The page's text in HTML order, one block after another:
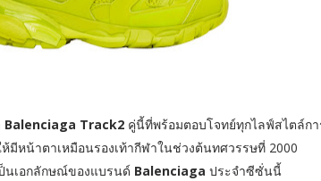
Balenciaga Track2 คู่นี้ที่พร้อมตอบโจทย์ทุกไลฟ์สไตล์ก
หน้าตาเหมือนรองเท้ากีฬาในช่วงต้นทศวรรษที่ 2000
นเอกลักษณ์ของแบรนด์ Balenciaga ประจำซีซั่นนี้